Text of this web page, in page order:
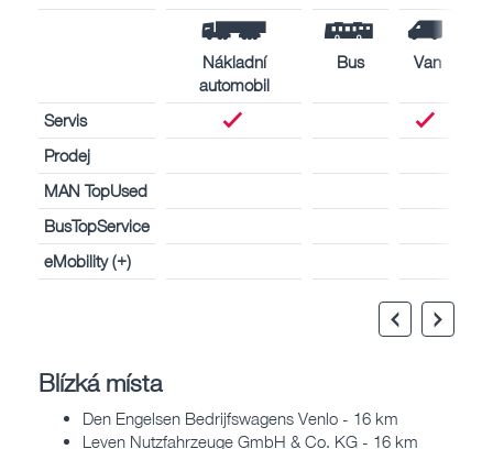
Nákladní
automobil
Bus Van
Servis
Prodej
MAN TopUsed
BusTopService
eMobility (+)
Blízká místa
Den Engelsen Bedrijfswagens Venlo - 16 km
Leven Nutzfahrzeuge GmbH & Co. KG - 16 km